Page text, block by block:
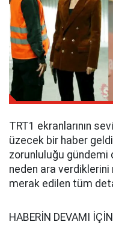
TRT1 ekranlarının
üzecek bir haber
zorunluluğu gündemi
neden ara
merak edilen tüm
HABERİN DEVAMI